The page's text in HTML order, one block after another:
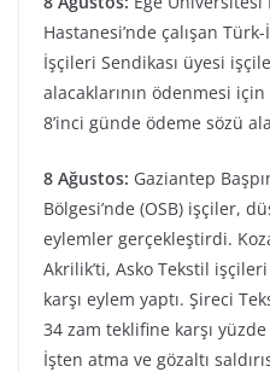
Hastanesi’nde çalışan Türk-
İşçileri Sendikası üyesi
alacaklarının ödenmesi
8’inci günde ödeme sözü
8 Ağustos: Gaziantep
Bölgesi’nde (OSB) işçiler,
eylemler gerçekleştirdi.
Akrilik’ti, Asko Tekstil
karşı eylem yaptı. Şireci
34 zam teklifine karşı
İşten atma ve gözaltı